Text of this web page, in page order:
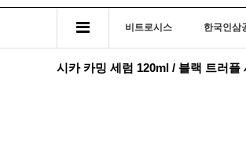
비트로시스 한국인삼
시카 카밍 세럼 120ml / 블랙 트러플